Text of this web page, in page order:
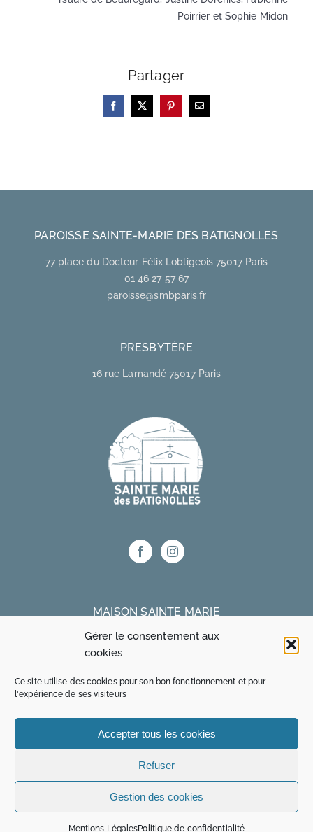
Gérer le consentement aux
cookies
Ce site utilise des cookies pour son bon fonctionnement et pour
l'expérience de ses visiteurs
Accepter tous les cookies
Refuser
Gestion des cookies
Mentions LégalesPolitique de confidentialité
Poirrier et Sophie Midon
Partager
Facebook
X PinterestEmail
PAROISSE SAINTE-MARIE DES BATIGNOLLES
77 place du Docteur Félix Lobligeois 75017 Paris
01 46 27 57 67
paroisse@smbparis.fr
PRESBYTÈRE
16 rue Lamandé 75017 Paris
MAISON SAINTE MARIE
75 bis rue Truffaut 75017 Paris
MAISON OZANAM
15 rue René Blum 75017 Paris
01 48 24 60 30
www.maisonozanam.com
© 2023 Paroisse Sainte Marie des Batignolles | Réalisation